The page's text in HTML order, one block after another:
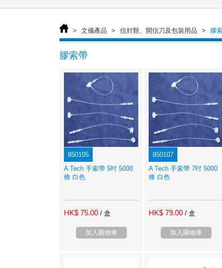
> 文儀產品 > 信封類、開信刀及包裝用品 > 膠
膠索帶
850105
A Tech 手索帶 5吋 5000
條 白色
HK$ 75.00 / 盒
加入購物車
850107
A Tech 手索帶 7吋 5000
條 白色
HK$ 79.00 / 盒
加入購物車